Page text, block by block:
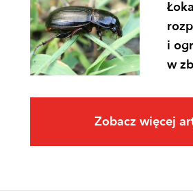
i
w
Zobacz więcej